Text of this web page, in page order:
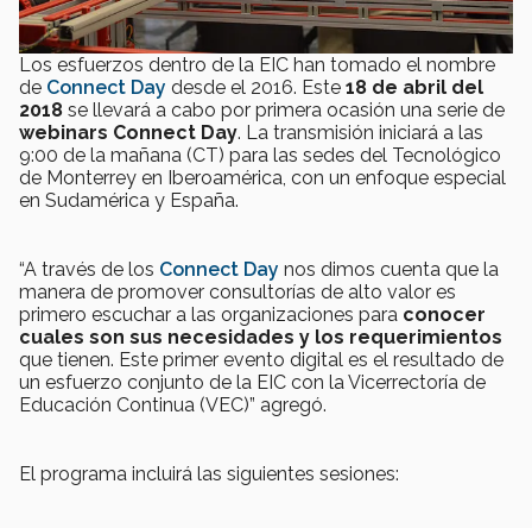
Los esfuerzos dentro de la EIC han tomado el nombre
de Connect Day desde el 2016. Este 18 de abril del
2018 se llevará a cabo por primera ocasión una serie de
webinars Connect Day. La transmisión iniciará a las
9:00 de la mañana (CT) para las sedes del Tecnológico
de Monterrey en Iberoamérica, con un enfoque especial
en Sudamérica y España.
“A través de los Connect Day nos dimos cuenta que la
manera de promover consultorías de alto valor es
primero escuchar a las organizaciones para conocer
cuales son sus necesidades y los requerimientos
que tienen. Este primer evento digital es el resultado de
un esfuerzo conjunto de la EIC con la Vicerrectoría de
Educación Continua (VEC)” agregó.
El programa incluirá las siguientes sesiones: